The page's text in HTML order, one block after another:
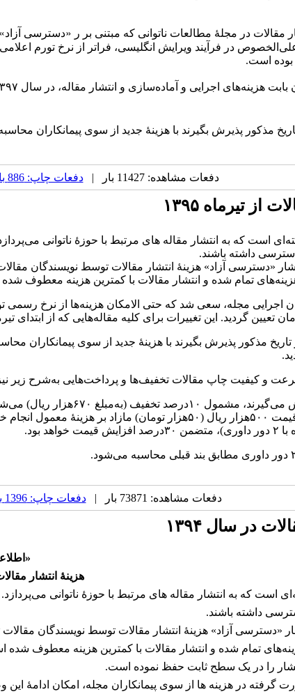
مقالات در مجلهٔ مطالعات ناتوانی که مبتنی بر ر «دسترسی آزاد
بوده است.
بابت هزینه‌های اجرایی و آماده‌سازی و انتشار مقاله، در سال
مذکور پذیرش بگیرند با هزینهٔ جدید از سوی پیمانکاران
دفعات مشاهده: 11427 بار | دفعات چاپ: 886 بار
از تیرماه ۱۳۹۵
است که به انتشار مقاله های مرتبط با حوزهٔ ناتوانی
داشته باشند.
«دسترسی آزاد» هزینهٔ انتشار مقالات توسط نویسندگان
تمام ‌شده و انتشار مقالات با کمترین هزینه معطوف
مجله، سعی شد که حتی الامکان هزینه‌ها از نرخ رسمی
تاریخ مذکور پذیرش بگیرند با هزینهٔ جدید از سوی
و کیفیت چاپ مقالات تخفیف‌ها و پرداخت‌هایی به‌شرح زیر نیز
(به‌مبلغ ۶۷۰هزار ریال) می‌شوند.
دفعات مشاهده: 73871 بار | دفعات چاپ: 1396 بار
در سال ۱۳۹۴
هزینهٔ انتشار مقالات
است که به انتشار مقاله های مرتبط با حوزهٔ ناتوانی
داشته باشند.
آزاد» هزینهٔ انتشار مقالات توسط نویسندگان
را در یک سطح ثابت حفظ نموده است.
گرفته در هزینه ها از سوی پیمانکاران مجله، امکان ادامهٔ